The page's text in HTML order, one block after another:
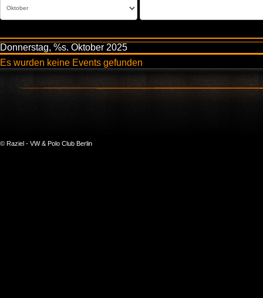
Donnerstag, %s. Oktober 2025
Es wurden keine Events gefunden
© Raziel - VW & Polo Club Berlin